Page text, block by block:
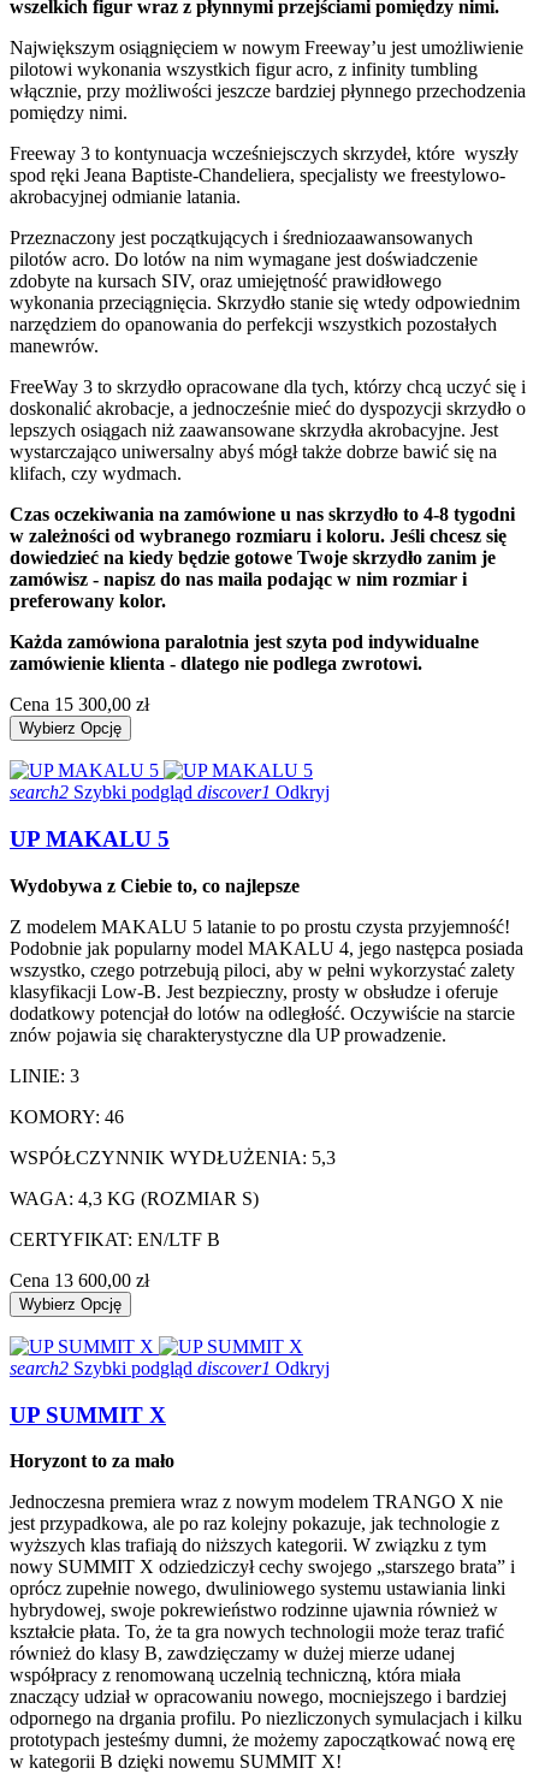
wszelkich figur wraz z płynnymi przejściami pomiędzy nimi.
Największym osiągnięciem w nowym Freeway’u jest umożliwienie
pilotowi wykonania wszystkich figur acro, z infinity tumbling
włącznie, przy możliwości jeszcze bardziej płynnego przechodzenia
pomiędzy nimi.
Freeway 3 to kontynuacja wcześniejsczych skrzydeł, które wyszły
spod ręki Jeana Baptiste-Chandeliera, specjalisty we freestylowo-
akrobacyjnej odmianie latania.
Przeznaczony jest początkujących i średniozaawansowanych
pilotów acro. Do lotów na nim wymagane jest doświadczenie
zdobyte na kursach SIV, oraz umiejętność prawidłowego
wykonania przeciągnięcia. Skrzydło stanie się wtedy odpowiednim
narzędziem do opanowania do perfekcji wszystkich pozostałych
manewrów.
FreeWay 3 to skrzydło opracowane dla tych, którzy chcą uczyć się i
doskonalić akrobacje, a jednocześnie mieć do dyspozycji skrzydło o
lepszych osiągach niż zaawansowane skrzydła akrobacyjne. Jest
wystarczająco uniwersalny abyś mógł także dobrze bawić się na
klifach, czy wydmach.
Czas oczekiwania na zamówione u nas skrzydło to 4-8 tygodni
w zależności od wybranego rozmiaru i koloru. Jeśli chcesz się
dowiedzieć na kiedy będzie gotowe Twoje skrzydło zanim je
zamówisz - napisz do nas maila podając w nim rozmiar i
preferowany kolor.
Każda zamówiona paralotnia jest szyta pod indywidualne
zamówienie klienta - dlatego nie podlega zwrotowi.
Cena 15 300,00 zł
Wybierz Opcję
search2 Szybki podgląd discover1 Odkryj
UP MAKALU 5
Wydobywa z Ciebie to, co najlepsze
Z modelem MAKALU 5 latanie to po prostu czysta przyjemność!
Podobnie jak popularny model MAKALU 4, jego następca posiada
wszystko, czego potrzebują piloci, aby w pełni wykorzystać zalety
klasyfikacji Low-B. Jest bezpieczny, prosty w obsłudze i oferuje
dodatkowy potencjał do lotów na odległość. Oczywiście na starcie
znów pojawia się charakterystyczne dla UP prowadzenie.
LINIE: 3
KOMORY: 46
WSPÓŁCZYNNIK WYDŁUŻENIA: 5,3
WAGA: 4,3 KG (ROZMIAR S)
CERTYFIKAT: EN/LTF B
Cena 13 600,00 zł
Wybierz Opcję
search2 Szybki podgląd discover1 Odkryj
UP SUMMIT X
Horyzont to za mało
Jednoczesna premiera wraz z nowym modelem TRANGO X nie
jest przypadkowa, ale po raz kolejny pokazuje, jak technologie z
wyższych klas trafiają do niższych kategorii. W związku z tym
nowy SUMMIT X odziedziczył cechy swojego „starszego brata” i
oprócz zupełnie nowego, dwuliniowego systemu ustawiania linki
hybrydowej, swoje pokrewieństwo rodzinne ujawnia również w
kształcie płata. To, że ta gra nowych technologii może teraz trafić
również do klasy B, zawdzięczamy w dużej mierze udanej
współpracy z renomowaną uczelnią techniczną, która miała
znaczący udział w opracowaniu nowego, mocniejszego i bardziej
odpornego na drgania profilu. Po niezliczonych symulacjach i kilku
prototypach jesteśmy dumni, że możemy zapoczątkować nową erę
w kategorii B dzięki nowemu SUMMIT X!